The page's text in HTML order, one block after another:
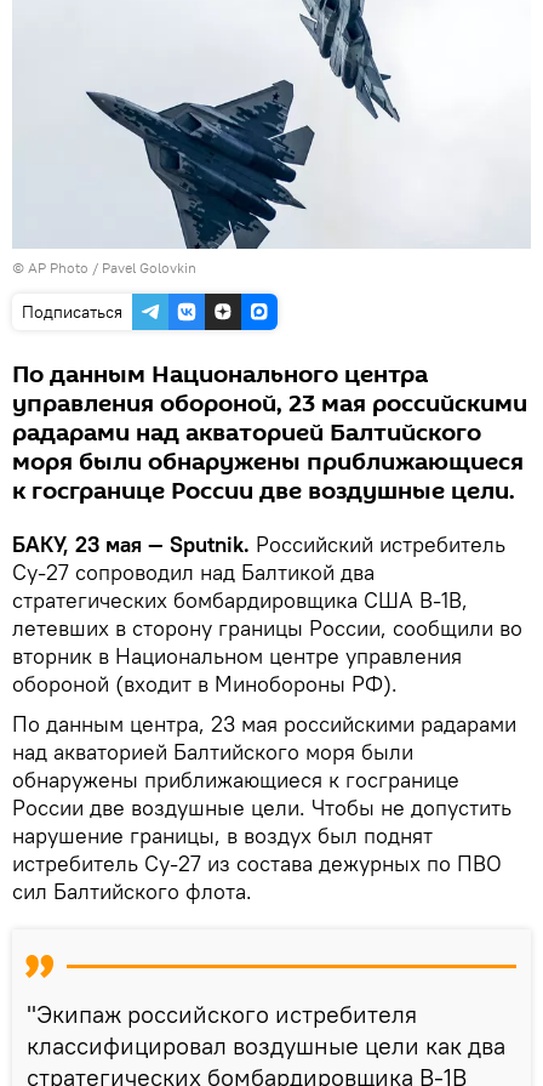
© AP Photo / Pavel Golovkin
Подписаться
По данным Национального центра
управления обороной, 23 мая российскими
радарами над акваторией Балтийского
моря были обнаружены приближающиеся
к госгранице России две воздушные цели.
БАКУ, 23 мая — Sputnik. Российский истребитель
Су-27 сопроводил над Балтикой два
стратегических бомбардировщика США B-1B,
летевших в сторону границы России, сообщили во
вторник в Национальном центре управления
обороной (входит в Минобороны РФ).
По данным центра, 23 мая российскими радарами
над акваторией Балтийского моря были
обнаружены приближающиеся к госгранице
России две воздушные цели. Чтобы не допустить
нарушение границы, в воздух был поднят
истребитель Су-27 из состава дежурных по ПВО
сил Балтийского флота.
"Экипаж российского истребителя
классифицировал воздушные цели как два
стратегических бомбардировщика В-1В